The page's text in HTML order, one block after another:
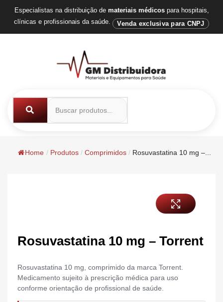
Especialistas na distribuição de materiais médicospara hospitais,
clínicas e profissionais da saúde.
Venda exclusiva para CNPJ
Home / Produtos / Comprimidos / Rosuvastatina 10 mg –...
Rosuvastatina 10 mg – Torrent
Rosuvastatina 10 mg, comprimido da marca Torrent.
Medicamento sujeito à prescrição médica para uso
conforme orientação de profissional de saúde.